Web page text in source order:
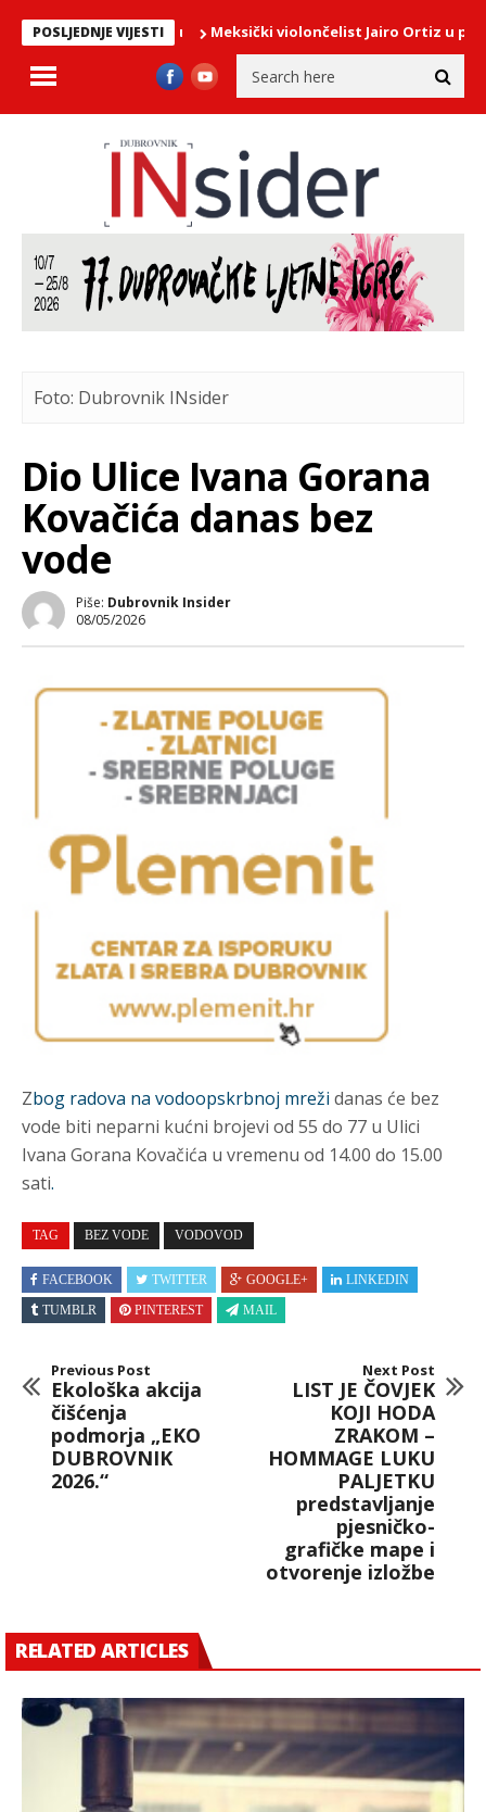
POSLJEDNJE VIJESTI Meksički violončelist Jairo Ortiz u
Foto: Dubrovnik INsider
Dio Ulice Ivana Gorana
Kovačića danas bez
vode
Piše: Dubrovnik Insider
08/05/2026
Zbog radova na vodoopskrbnoj mreži danas će bez
vode biti neparni kućni brojevi od 55 do 77 u Ulici
Ivana Gorana Kovačića u vremenu od 14.00 do 15.00
sati.
TAG BEZ VODE VODOVOD
FACEBOOK TWITTER GOOGLE+
LINKEDIN
TUMBLR
PINTEREST MAIL
Previous Post
Ekološka akcija
čišćenja
podmorja „EKO
DUBROVNIK
2026.“
Next Post
LIST JE ČOVJEK
KOJI HODA
ZRAKOM –
HOMMAGE LUKU
PALJETKU
predstavljanje
pjesničko-
grafičke mape i
otvorenje izložbe
RELATED ARTICLES